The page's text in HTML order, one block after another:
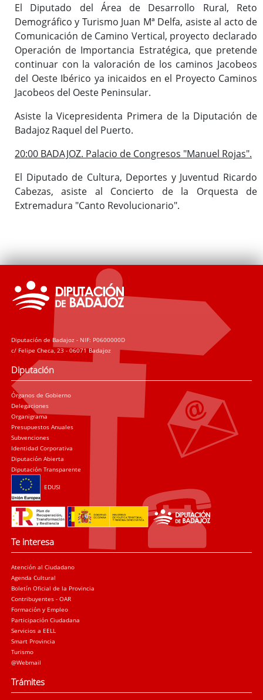
El Diputado del Área de Desarrollo Rural, Reto
Demográfico y Turismo Juan Mª Delfa, asiste al acto de
Comunicación de Camino Vertical, proyecto declarado
Operación de Importancia Estratégica, que pretende
continuar con la valoración de los caminos Jacobeos
del Oeste Ibérico ya inicaidos en el Proyecto Caminos
Jacobeos del Oeste Peninsular.
Asiste la Vicepresidenta Primera de la Diputación de
Badajoz Raquel del Puerto.
20:00 BADAJOZ. Palacio de Congresos "Manuel Rojas".
El Diputado de Cultura, Deportes y Juventud Ricardo
Cabezas, asiste al Concierto de la Orquesta de
Extremadura "Canto Revolucionario".
Diputación de Badajoz - NIF: P0600000D
c/ Felipe Checa, 23 - 06071 Badajoz
Diputación
Órganos de Gobierno
Delegaciones
Organigrama
Presupuestos Anuales
Subvenciones
Identidad Corporativa
Diputación Abierta
Diputación Transparente
EDUSI
Te interesa
Atención al Ciudadano
Agenda Cultural
Boletín Oficial de la Provincia
Contribuyentes - OAR
Formación y Empleo
Participación Ciudadana
Servicios a EELL
Smart Provincia
Turismo
@Webmail
Trámites